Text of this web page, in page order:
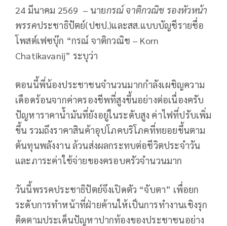
24 มีนาคม 2569 – นายกรณ์ จาติกวณิช รองหัวหน้า
พรรคประชาธิปัตย์(ปชป.)และสส.แบบบัญชีรายชื่อ
โพสต์เฟซบุ๊ก “กรณ์ จาติกวณิช – Korn
Chatikavanij” ระบุว่า
ตอนนี้พี่น้องประชาชนจำนวนมากกำลังเผชิญความ
เดือดร้อนจากค่าครองชีพที่สูงขึ้นอย่างต่อเนื่องครับ
ปัญหาราคาน้ำมันที่ยังอยู่ในระดับสูง ค่าไฟที่ปรับเพิ่ม
ขึ้น รวมถึงราคาสินค้าอุปโภคบริโภคที่ทยอยขึ้นตาม
ต้นทุนพลังงาน ล้วนส่งผลกระทบต่อชีวิตประจำวัน
และภาระค่าใช้จ่ายของครอบครัวจำนวนมาก
วันนี้พรรคประชาธิปัตย์จึงเปิดตัว “จับตา” เพื่อยก
ระดับการทำหน้าที่ฝ่ายค้านให้เป็นการทำงานเชิงรุก
ติดตามประเด็นปัญหาปากท้องของประชาชนอย่าง